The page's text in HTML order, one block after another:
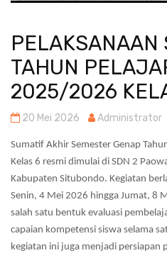
PELAKSANAAN
TAHUN
2025/2026
20 Mei 2026 Administrator
Sumatif Akhir Semester Genap
Kelas 6 resmi dimulai di SDN 2
Kabupaten Situbondo. Kegiatan
Senin, 4 Mei 2026 hingga Jumat, 8
salah satu bentuk evaluasi
capaian kompetensi siswa selama
kegiatan ini juga menjadi persiapan